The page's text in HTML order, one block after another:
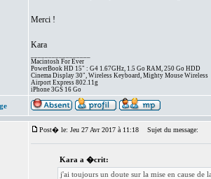
Merci !
Kara
Macintosh For Ever
PowerBook HD 15" : G4 1.67GHz, 1.5 Go RAM, 250 Go HDD
Cinema Display 30", Wireless Keyboard, Mighty Mouse Wireless
Airport Express 802.11g
iPhone 3GS 16 Go
Post� le: Jeu 27 Avr 2017 à 11:18 Sujet du message:
Kara a �crit:
j'ai toujours un doute sur la mise en cause de